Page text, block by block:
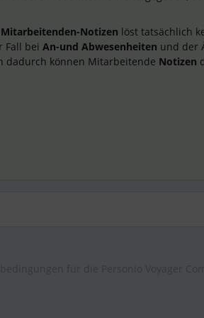
Mitarbeitenden-Notizen löst tatsächlich
Fall bei An-und Abwesenheiten und der
dadurch können Mitarbeitende Notizen